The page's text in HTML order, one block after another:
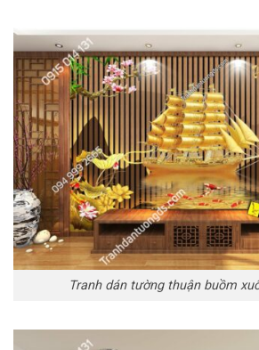
Tranh dán tường thuận buồm